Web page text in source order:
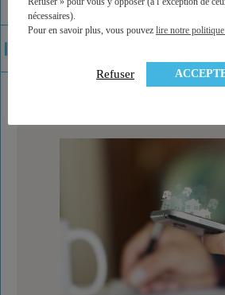
nécessaires).
Pour en savoir plus, vous pouvez lire notre
Refuser